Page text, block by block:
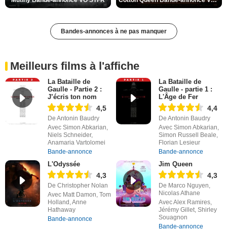
Bandes-annonces à ne pas manquer
Meilleurs films à l'affiche
La Bataille de
Gaulle - Partie 2 :
J’écris ton nom
4,5
De Antonin Baudry
Avec Simon Abkarian,
Niels Schneider,
Anamaria Vartolomei
Bande-annonce
La Bataille de
Gaulle - partie 1 :
L'Âge de Fer
4,4
De Antonin Baudry
Avec Simon Abkarian,
Simon Russell Beale,
Florian Lesieur
Bande-annonce
L'Odyssée
4,3
De Christopher Nolan
Avec Matt Damon, Tom
Holland, Anne
Hathaway
Bande-annonce
Jim Queen
4,3
De Marco Nguyen,
Nicolas Athane
Avec Alex Ramires,
Jérémy Gillet, Shirley
Souagnon
Bande-annonce